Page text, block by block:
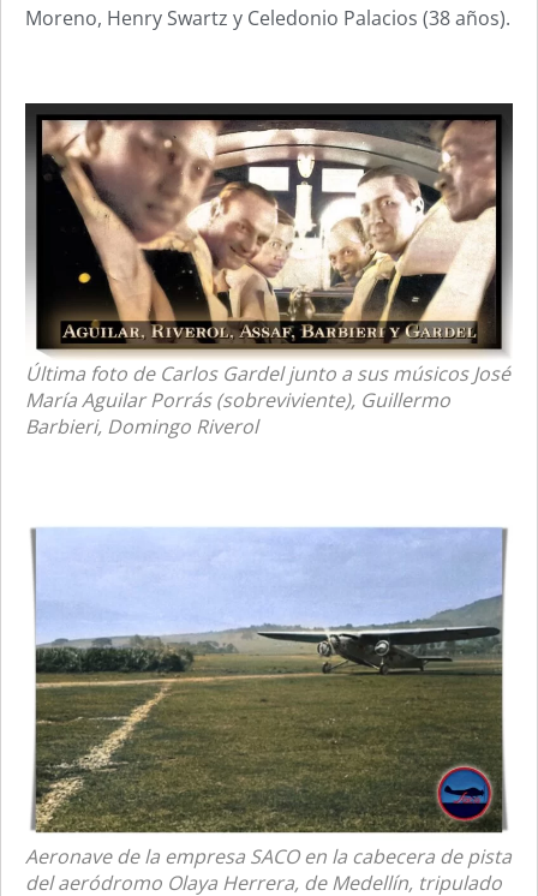
Moreno, Henry Swartz y Celedonio Palacios (38 años).
Última foto de Carlos Gardel junto a sus músicos José
María Aguilar Porrás (sobreviviente), Guillermo
Barbieri, Domingo Riverol
Aeronave de la empresa SACO en la cabecera de pista
del aeródromo Olaya Herrera, de Medellín, tripulado